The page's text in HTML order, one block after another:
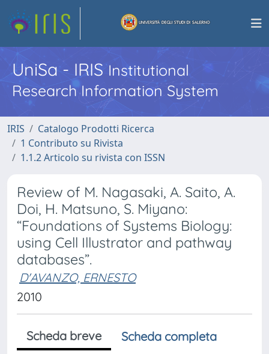
UniSa - IRISInstitutional
Research Information System
IRIS
Catalogo Prodotti Ricerca
1 Contributo su Rivista
1.1.2 Articolo su rivista con ISSN
Review of M. Nagasaki, A. Saito, A.
Doi, H. Matsuno, S. Miyano:
“Foundations of Systems Biology:
using Cell Illustrator and pathway
databases”.
D'AVANZO, ERNESTO
2010
Scheda breve
Scheda completa